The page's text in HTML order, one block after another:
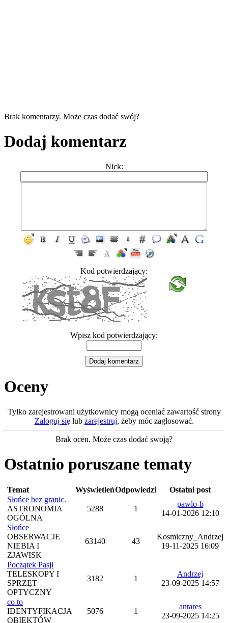
Brak komentarzy. Może czas dodać swój?
Dodaj komentarz
Nick:
Kod potwierdzający:
Wpisz kod potwierdzający:
Oceny
Tylko zarejestrowani użytkownicy mogą oceniać zawartość strony
Zaloguj sięlub zarejestruj, żeby móc zagłosować.
Brak ocen. Może czas dodać swoją?
Ostatnio poruszane tematy
Temat WyświetleńOdpowiedzi
Ostatni post
Słońce bez granic.
ASTRONOMIA
OGÓLNA
5288 1
pawlo-b
14-01-2026 12:10
Słońce
OBSERWACJE
NIEBIA I
ZJAWISK
63140 43
Kosmiczny_Andrzej
19-11-2025 16:09
Początek Pasji
TELESKOPY I
SPRZĘT
OPTYCZNY
3182 1
Andrzej
23-09-2025 14:57
co to
IDENTYFIKACJA
OBIEKTÓW
5076 1
antares
23-09-2025 14:25